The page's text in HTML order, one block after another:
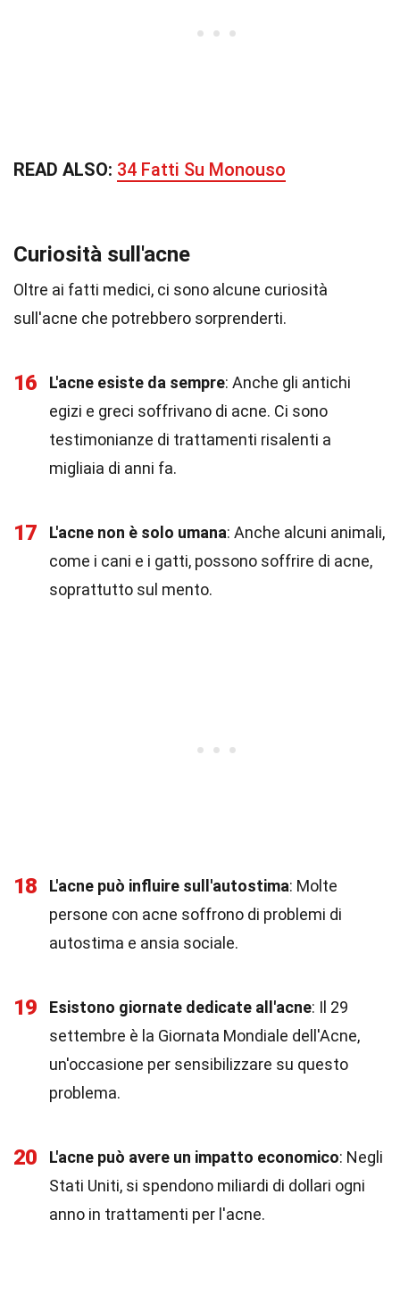
READ ALSO: 34 Fatti Su Monouso
Curiosità sull'acne
Oltre ai fatti medici, ci sono alcune curiosità
sull'acne che potrebbero sorprenderti.
16 L'acne esiste da sempre: Anche gli antichi
egizi e greci soffrivano di acne. Ci sono
testimonianze di trattamenti risalenti a
migliaia di anni fa.
17 L'acne non è solo umana: Anche alcuni animali,
come i cani e i gatti, possono soffrire di acne,
soprattutto sul mento.
18 L'acne può influire sull'autostima: Molte
persone con acne soffrono di problemi di
autostima e ansia sociale.
19 Esistono giornate dedicate all'acne: Il 29
settembre è la Giornata Mondiale dell'Acne,
un'occasione per sensibilizzare su questo
problema.
20 L'acne può avere un impatto economico: Negli
Stati Uniti, si spendono miliardi di dollari ogni
anno in trattamenti per l'acne.